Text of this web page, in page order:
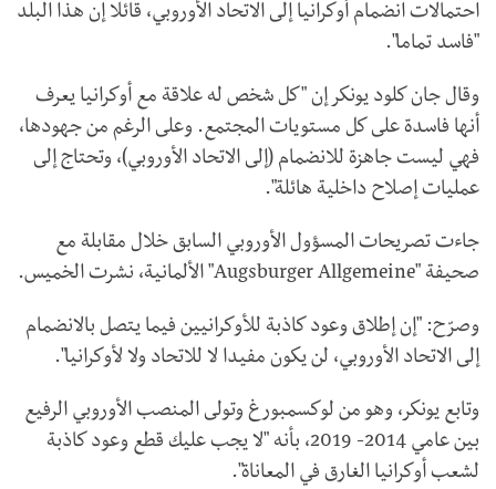
احتمالات انضمام أوكرانيا إلى الاتحاد الأوروبي، قائلا إن هذا البلد
"فاسد تماما".
وقال جان كلود يونكر إن "كل شخص له علاقة مع أوكرانيا يعرف
أنها فاسدة على كل مستويات المجتمع. وعلى الرغم من جهودها،
فهي ليست جاهزة للانضمام (إلى الاتحاد الأوروبي)، وتحتاج إلى
عمليات إصلاح داخلية هائلة".
جاءت تصريحات المسؤول الأوروبي السابق خلال مقابلة مع
صحيفة "Augsburger Allgemeine" الألمانية، نشرت الخميس.
وصرّح: "إن إطلاق وعود كاذبة للأوكرانيين فيما يتصل بالانضمام
إلى الاتحاد الأوروبي، لن يكون مفيدا لا للاتحاد ولا لأوكرانيا".
وتابع يونكر، وهو من لوكسمبورغ وتولى المنصب الأوروبي الرفيع
بين عامي 2014- 2019، بأنه "لا يجب عليك قطع وعود كاذبة
لشعب أوكرانيا الغارق في المعاناة".